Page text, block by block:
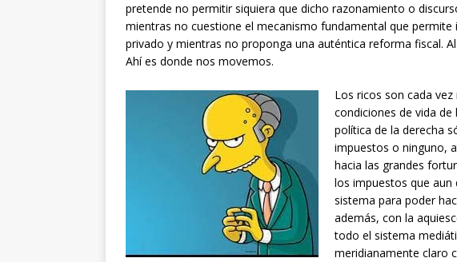
pretende no permitir siquiera que dicho razonamiento o
mientras no cuestione el mecanismo fundamental que
privado y mientras no proponga una auténtica reforma fiscal. Al
Ahí es donde nos movemos.
Los ricos son cada
condiciones de vida
política de la derecha
impuestos o ninguno,
hacia las grandes
los impuestos que aun
sistema para poder
además, con la
todo el sistema
meridianamente claro